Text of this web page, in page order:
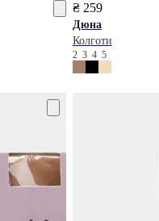
₴ 259
Дюна
Колготи
2 3 4 5